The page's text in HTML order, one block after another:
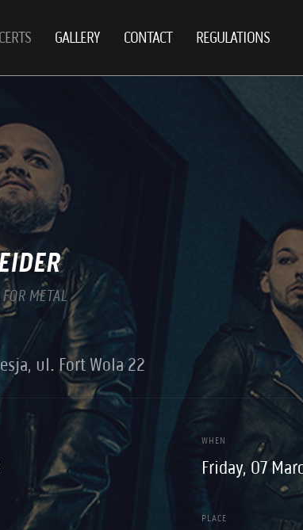
GALLERY CONTACT REGULATIONS
METAL
ul. Fort Wola 22
WHEN
Friday, 07
PLACE